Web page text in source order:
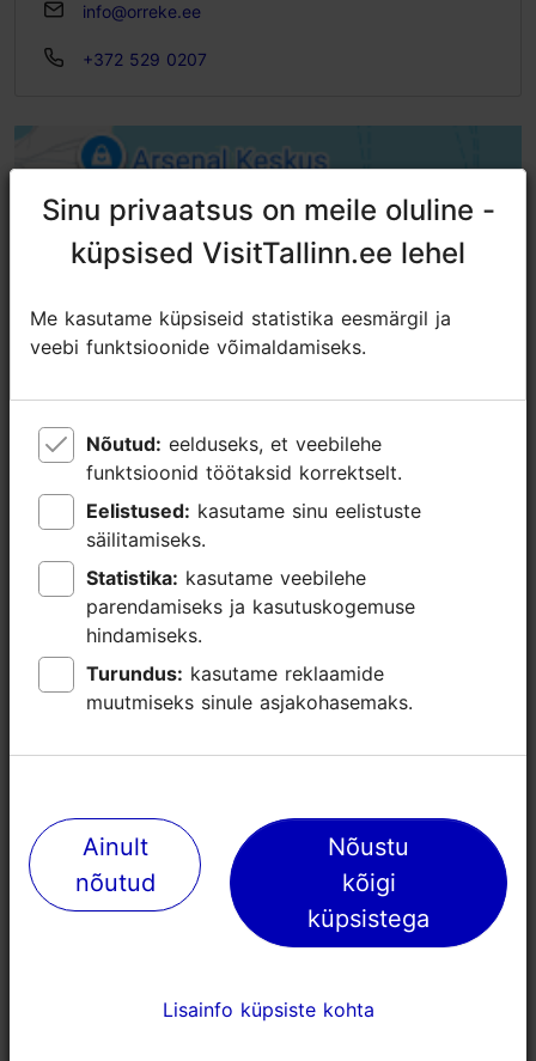
info@orreke.ee
+372 529 0207
Lähedalasuvad kohad
Sinu privaatsus on meile oluline -
küpsised VisitTallinn.ee lehel
Me kasutame küpsiseid statistika eesmärgil ja
veebi funktsioonide võimaldamiseks.
Nõutud:
funktsioonid töötaksid korrektselt.
Eelistused:
säilitamiseks.
Statistika:
parendamiseks ja kasutuskogemuse
hindamiseks.
Turundus:
muutmiseks sinule asjakohasemaks.
Ainult
nõutud
Nõustu
kõigi
küpsistega
Lisainfo küpsiste kohta
Sinu privaatsus on meile oluline -
küpsised VisitTallinn.ee lehel
Me kasutame küpsiseid statistika eesmärgil ja
veebi funktsioonide võimaldamiseks.
Nõutud:
funktsioonid töötaksid korrektselt.
Eelistused:
säilitamiseks.
Statistika:
parendamiseks ja kasutuskogemuse
hindamiseks.
Turundus:
muutmiseks sinule asjakohasemaks.
Ainult
nõutud
Nõustu
kõigi
küpsistega
Lisainfo küpsiste kohta